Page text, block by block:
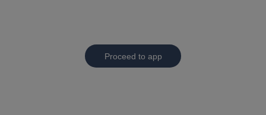
Proceed to app